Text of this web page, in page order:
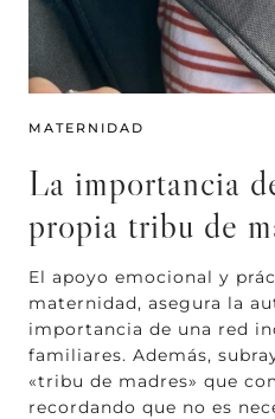
MATERNIDAD
La importancia
propia tribu de
El apoyo emocional y
maternidad, asegura la
importancia de una red
familiares. Además,
«tribu de madres» que
recordando que no es